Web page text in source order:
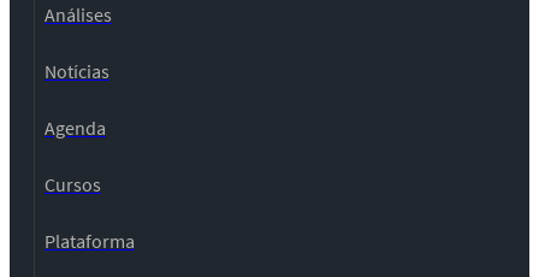
Análises
Notícias
Agenda
Cursos
Plataforma